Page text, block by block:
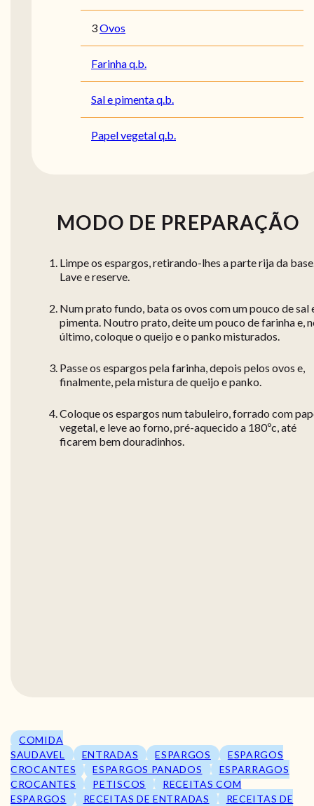
3Ovos
Farinha q.b.
Sal e pimenta q.b.
Papel vegetal q.b.
MODO DE PREPARAÇÃO
Limpe os espargos, retirando-lhes a parte rija da
Lave e reserve.
Num prato fundo, bata os ovos com um pouco de sal
pimenta. Noutro prato, deite um pouco de farinha e,
último, coloque o queijo e o panko misturados.
Passe os espargos pela farinha, depois pelos ovos e,
finalmente, pela mistura de queijo e panko.
Coloque os espargos num tabuleiro, forrado com
vegetal, e leve ao forno, pré-aquecido a 180ºc, até
ficarem bem douradinhos.
COMIDA
SAUDAVEL
ENTRADAS ESPARGOS
ESPARGOS
CROCANTES
ESPARGOS PANADOS
ESPARRAGOS
CROCANTES
PETISCOS
RECEITAS COM
ESPARGOS
RECEITAS DE ENTRADAS
RECEITAS DE